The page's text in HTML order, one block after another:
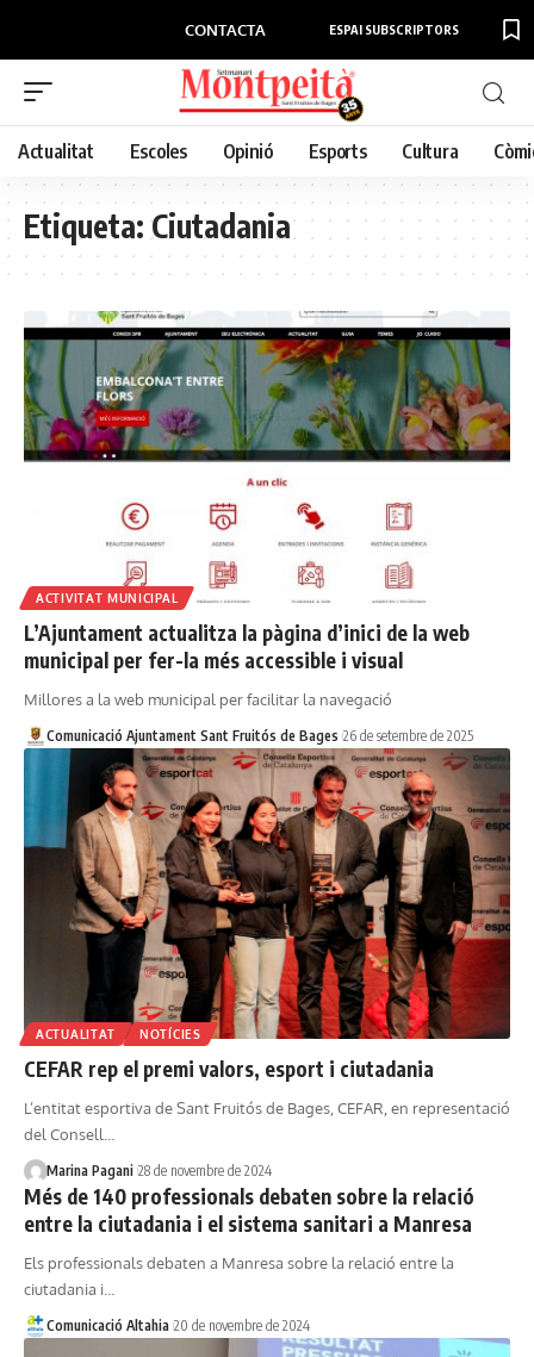
CONTACTA ESPAI SUBSCRIPTORS
Actualitat Escoles Opinió Esports Cultura
Etiqueta:Ciutadania
ACTIVITAT MUNICIPAL
L’Ajuntament actualitza la pàgina d’inici de la web
municipal per fer-la més accessible i visual
Millores a la web municipal per facilitar la navegació
Comunicació Ajuntament Sant Fruitós de Bages 26 de setembre de 2025
ACTUALITAT NOTÍCIES
CEFAR rep el premi valors, esport i ciutadania
L’entitat esportiva de Sant Fruitós de Bages, CEFAR, en representació
del Consell…
Marina Pagani 28 de novembre de 2024
Més de 140 professionals debaten sobre la relació
entre la ciutadania i el sistema sanitari a Manresa
Els professionals debaten a Manresa sobre la relació entre la
ciutadania i…
Comunicació Altahia 20 de novembre de 2024